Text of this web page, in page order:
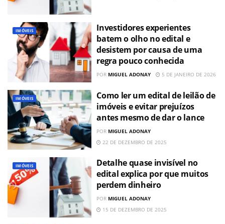
IMÓVEIS
Investidores experientes
batem o olho no edital e
desistem por causa de uma
regra pouco conhecida
POR MIGUEL ADONAY 5 DE JANEIRO DE 2026
IMÓVEIS
Como ler um edital de leilão de
imóveis e evitar prejuízos
antes mesmo de dar o lance
POR MIGUEL ADONAY
22 DE DEZEMBRO DE 2025
IMÓVEIS
Detalhe quase invisível no
edital explica por que muitos
perdem dinheiro
POR MIGUEL ADONAY
15 DE DEZEMBRO DE 2025